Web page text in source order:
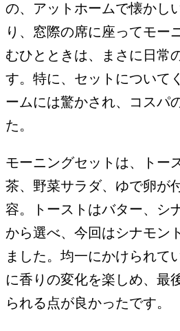
の、アットホームで懐かし
り、窓際の席に座ってモー
むひとときは、まさに日常
す。特に、セットについて
ームには驚かされ、コスパ
た。
モーニングセットは、トー
茶、野菜サラダ、ゆで卵が
容。トーストはバター、シ
から選べ、今回はシナモン
ました。均一にかけられて
に香りの変化を楽しめ、最
られる点が良かったです。